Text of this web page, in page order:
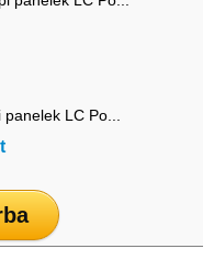
panelek LC Po...